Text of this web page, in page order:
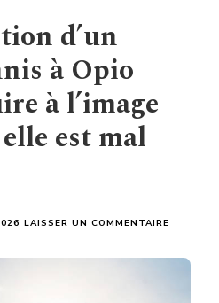
d’un
à Opio
à l’image
est mal
LAISSER UN COMMENTAIRE